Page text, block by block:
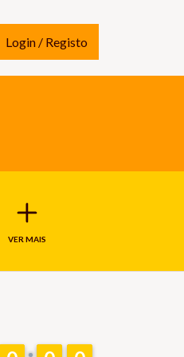
Login / Registo
VER MAIS